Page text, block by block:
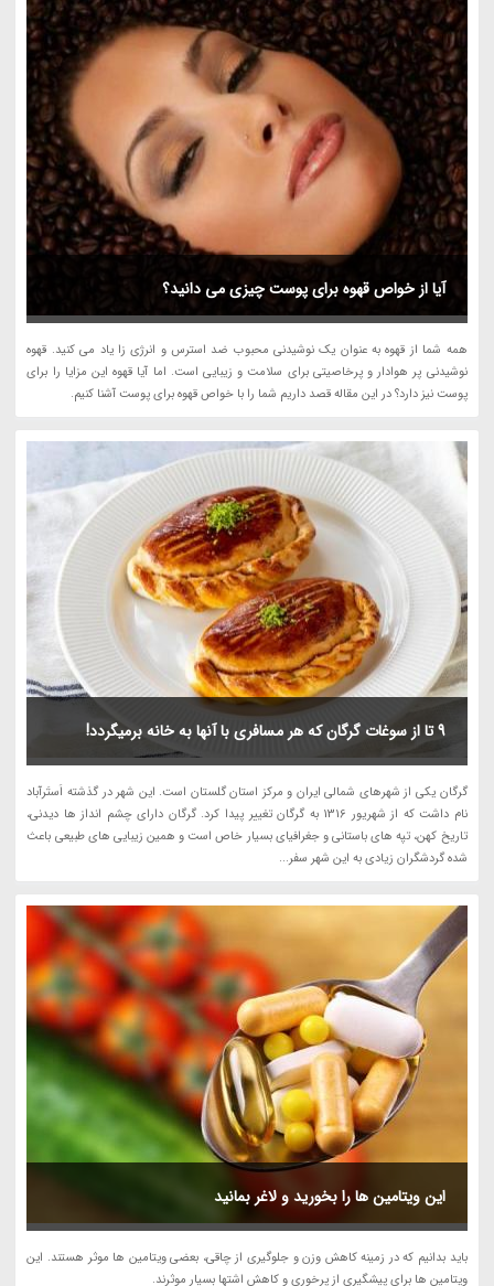
آیا از خواص قهوه برای پوست چیزی می دانید؟
همه شما از قهوه به عنوان یک نوشیدنی محبوب ضد استرس و انرژی زا یاد می کنید. قهوه
نوشیدنی پر هوادار و پرخاصیتی برای سلامت و زیبایی است. اما آیا قهوه این مزایا را برای
پوست نیز دارد؟ در این مقاله قصد داریم شما را با خواص قهوه برای پوست آشنا کنیم.
9 تا از سوغات گرگان که هر مسافری با آنها به خانه برمیگردد!
گرگان یکی از شهرهای شمالی ایران و مرکز استان گلستان است. این شهر در گذشته اَستَرآباد
نام داشت که از شهریور 1316 به گرگان تغییر پیدا کرد. گرگان دارای چشم انداز ها دیدنی،
تاریخ کهن، تپه های باستانی و جغرافیای بسیار خاص است و همین زیبایی های طبیعی باعث
شده گردشگران زیادی به این شهر سفر...
این ویتامین ها را بخورید و لاغر بمانید
باید بدانیم که در زمینه کاهش وزن و جلوگیری از چاقی، بعضی ویتامین ها موثر هستند. این
ویتامین ها برای پیشگیری از پرخوری و کاهش اشتها بسیار موثرند.